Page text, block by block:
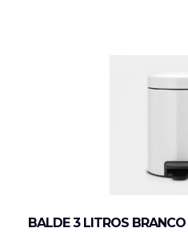
BALDE 3 LITROS